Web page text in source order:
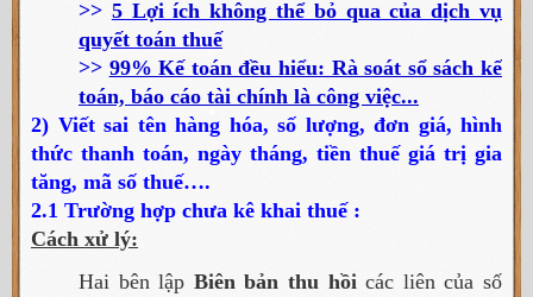
>> 5 Lợi ích không thể bỏ qua của dịch vụ
quyết toán thuế
>> 99% Kế toán đều hiểu: Rà soát sổ sách kế
toán, báo cáo tài chính là công việc...
2) Viết sai tên hàng hóa, số lượng, đơn giá, hình
thức thanh toán, ngày tháng, tiền thuế giá trị gia
tăng, mã số thuế….
2.1 Trường hợp chưa kê khai thuế :
Cách xử lý:
Hai bên lập Biên bản thu hồicác liên của số